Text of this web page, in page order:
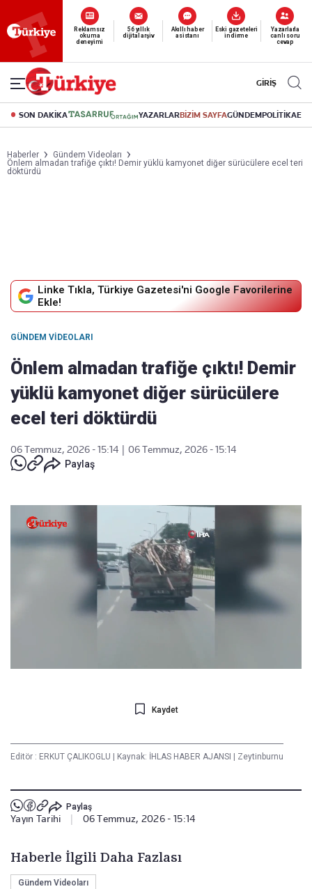
Reklamsız
okuma
deneyimi
56 yıllık
dijital arşiv
Akıllı haber
asistanı
Eski gazeteleri
indirme
Yazarlarla
canlı soru
cevap
GİRİŞ
SON DAKİKA YAZARLARBİZİM SAYFAGÜNDEMPOLİTİKA
Haberler
Gündem Videoları
Önlem almadan trafiğe çıktı! Demir yüklü kamyonet diğer sürücülere ecel teri
döktürdü
Linke Tıkla, Türkiye Gazetesi'ni Google Favorilerine
Ekle!
GÜNDEM VIDEOLARI
Önlem almadan trafiğe çıktı! Demir
yüklü kamyonet diğer sürücülere
ecel teri döktürdü
06 Temmuz, 2026 - 15:14
06 Temmuz, 2026 - 15:14
Paylaş
Kaydet
Editör : ERKUT ÇALIKOGLU Kaynak: İHLAS HABER AJANSI Zeytinburnu
Paylaş
Yayın Tarihi 06 Temmuz, 2026 - 15:14
Haberle İlgili Daha Fazlası
Gündem Videoları